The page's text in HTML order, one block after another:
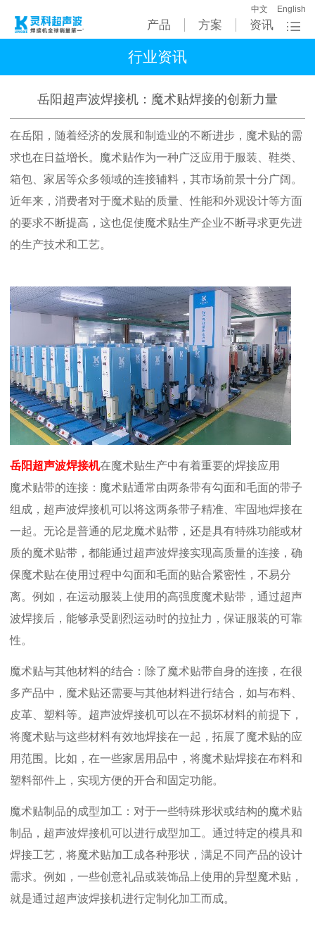
产品 方案 资讯
中文 English
行业资讯
岳阳超声波焊接机：魔术贴焊接的创新力量
在岳阳，随着经济的发展和制造业的不断进步，魔术贴的需
求也在日益增长。魔术贴作为一种广泛应用于服装、鞋类、
箱包、家居等众多领域的连接辅料，其市场前景十分广阔。
近年来，消费者对于魔术贴的质量、性能和外观设计等方面
的要求不断提高，这也促使魔术贴生产企业不断寻求更先进
的生产技术和工艺。
岳阳超声波焊接机在魔术贴生产中有着重要的焊接应用
魔术贴带的连接：魔术贴通常由两条带有勾面和毛面的带子
组成，超声波焊接机可以将这两条带子精准、牢固地焊接在
一起。无论是普通的尼龙魔术贴带，还是具有特殊功能或材
质的魔术贴带，都能通过超声波焊接实现高质量的连接，确
保魔术贴在使用过程中勾面和毛面的贴合紧密性，不易分
离。例如，在运动服装上使用的高强度魔术贴带，通过超声
波焊接后，能够承受剧烈运动时的拉扯力，保证服装的可靠
性。
魔术贴与其他材料的结合：除了魔术贴带自身的连接，在很
多产品中，魔术贴还需要与其他材料进行结合，如与布料、
皮革、塑料等。超声波焊接机可以在不损坏材料的前提下，
将魔术贴与这些材料有效地焊接在一起，拓展了魔术贴的应
用范围。比如，在一些家居用品中，将魔术贴焊接在布料和
塑料部件上，实现方便的开合和固定功能。
魔术贴制品的成型加工：对于一些特殊形状或结构的魔术贴
制品，超声波焊接机可以进行成型加工。通过特定的模具和
焊接工艺，将魔术贴加工成各种形状，满足不同产品的设计
需求。例如，一些创意礼品或装饰品上使用的异型魔术贴，
就是通过超声波焊接机进行定制化加工而成。